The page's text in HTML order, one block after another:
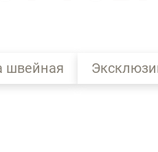
швейная